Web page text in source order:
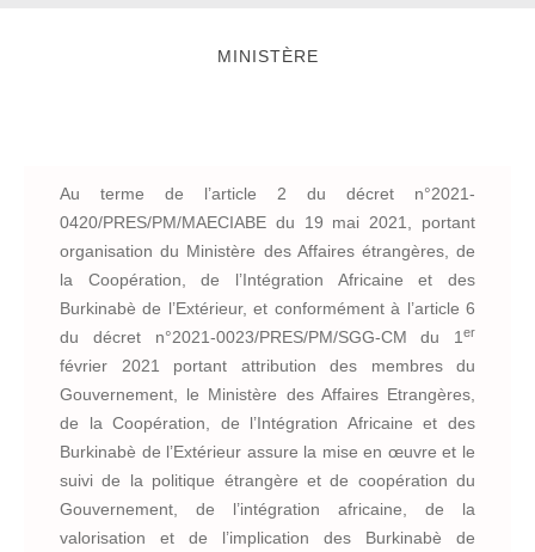
MINISTÈRE
Au terme de l’article 2 du décret n°2021-
0420/PRES/PM/MAECIABE du 19 mai 2021, portant
organisation du Ministère des Affaires étrangères, de
la Coopération, de l’Intégration Africaine et des
Burkinabè de l’Extérieur, et conformément à l’article 6
du décret n°2021-0023/PRES/PM/SGG-CM du 1 er
février 2021 portant attribution des membres du
Gouvernement, le Ministère des Affaires Etrangères,
de la Coopération, de l’Intégration Africaine et des
Burkinabè de l’Extérieur assure la mise en œuvre et le
suivi de la politique étrangère et de coopération du
Gouvernement, de l’intégration africaine, de la
valorisation et de l’implication des Burkinabè de